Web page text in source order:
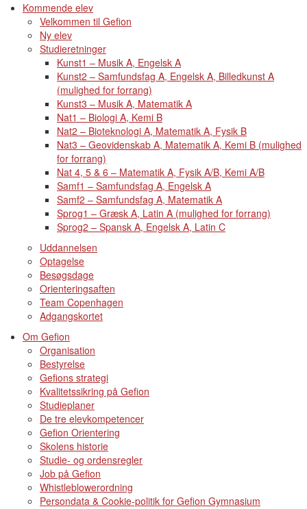
Kommende elev
Velkommen til Gefion
Ny elev
Studieretninger
Kunst1 – Musik A, Engelsk A
Kunst2 – Samfundsfag A, Engelsk A, Billedkunst A
(mulighed for forrang)
Kunst3 – Musik A, Matematik A
Nat1 – Biologi A, Kemi B
Nat2 – Bioteknologi A, Matematik A, Fysik B
Nat3 – Geovidenskab A, Matematik A, Kemi B (mulighed
for forrang)
Nat 4, 5 & 6 – Matematik A, Fysik A/B, Kemi A/B
Samf1 – Samfundsfag A, Engelsk A
Samf2 – Samfundsfag A, Matematik A
Sprog1 – Græsk A, Latin A (mulighed for forrang)
Sprog2 – Spansk A, Engelsk A, Latin C
Uddannelsen
Optagelse
Besøgsdage
Orienteringsaften
Team Copenhagen
Adgangskortet
Om Gefion
Organisation
Bestyrelse
Gefions strategi
Kvalitetssikring på Gefion
Studieplaner
De tre elevkompetencer
Gefion Orientering
Skolens historie
Studie- og ordensregler
Job på Gefion
Whistleblowerordning
Persondata & Cookie-politik for Gefion Gymnasium